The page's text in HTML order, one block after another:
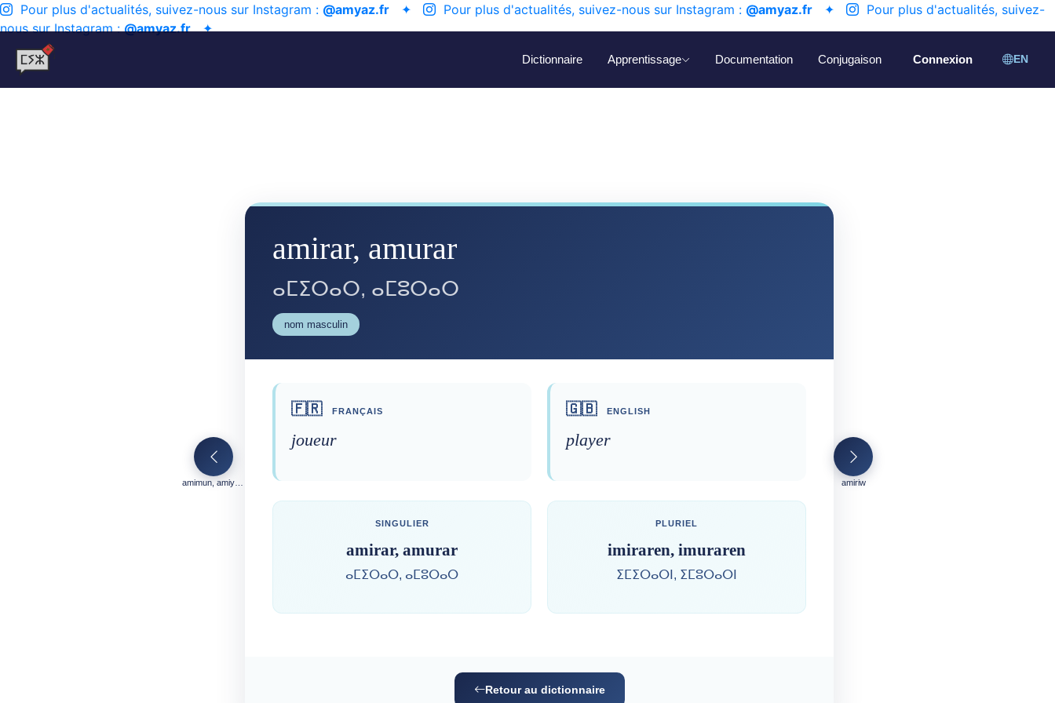
Pour plus d'actualités, suivez-nous sur Instagram : @amyaz.fr ✦ Pour plus d'actualités, suivez-nous sur Instagram : @amyaz.fr ✦
Pour plus d'actualités, suivez-
nous sur Instagram :@amyaz.fr✦
Dictionnaire Apprentissage Documentation Conjugaison Connexion EN
amirar, amurar
ⴰⵎⵉⵔⴰⵔ, ⴰⵎⵓⵔⴰⵔ
nom masculin
🇫🇷 FRANÇAIS
joueur
🇬🇧 ENGLISH
player
SINGULIER
amirar, amurar
ⴰⵎⵉⵔⴰⵔ, ⴰⵎⵓⵔⴰⵔ
PLURIEL
imiraren, imuraren
ⵉⵎⵉⵔⴰⵔⵏ, ⵉⵎⵓⵔⴰⵔⵏ
Retour au dictionnaire
amiriw